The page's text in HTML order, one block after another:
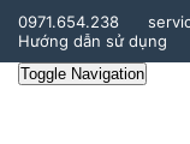
0971.654.238
Hướng dẫn sử dụng
Toggle Navigation